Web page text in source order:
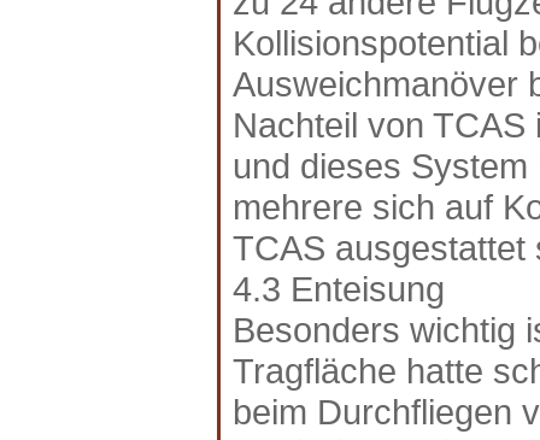
Kollisionspotential
Ausweichmanöver
Nachteil von
und dieses
mehrere sich auf
TCAS ausgestattet
4.3 Enteisung
Besonders wichtig
Tragfläche hatte
beim Durchfliegen